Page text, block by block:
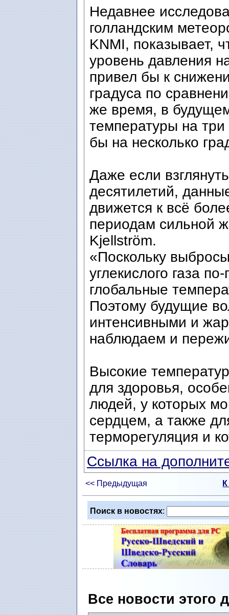
Недавнее
голландским
KNMI, показывает,
уровень давления
привел бы к
градуса по
же время, в
температуры на
бы на несколько
Даже если
десятилетий,
движется к всё
периодам сильной
Kjellström.
«Поскольку
углекислого газа
глобальные
Поэтому будущие
интенсивными и
наблюдаем и
Высокие
для здоровья,
людей, у которых
сердцем, а также
терморегуляция и
Ссылка на
<< Предыдущая
Поиск в новостях:
Все новости этого